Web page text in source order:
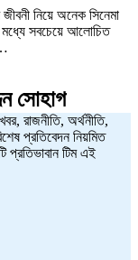
নিয়ে অনেক সিনেমা
মধ্যে সবচেয়ে আলোচিত
সোহাগ
রাজনীতি, অর্থনীতি,
প্রতিবেদন নিয়মিত
প্রতিভাবান টিম এই